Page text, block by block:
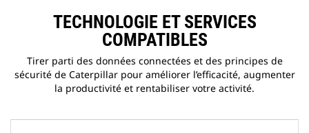
TECHNOLOGIE ET SERVICES
COMPATIBLES
Tirer parti des données connectées et des principes de
sécurité de Caterpillar pour améliorer l’efficacité, augmenter
la productivité et rentabiliser votre activité.